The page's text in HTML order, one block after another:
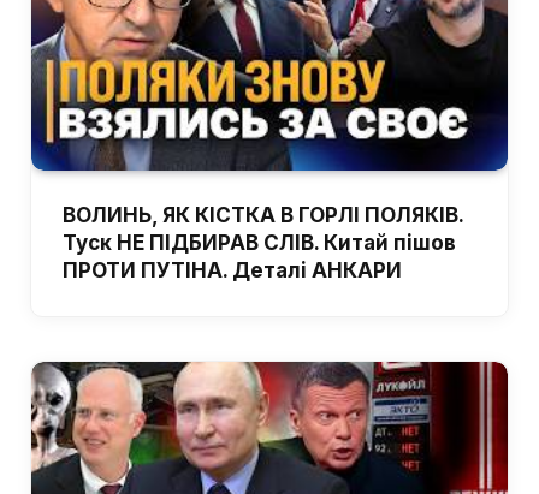
ВОЛИНЬ, ЯК КІСТКА В ГОРЛІ ПОЛЯКІВ.
Туск НЕ ПІДБИРАВ СЛІВ. Китай пішов
ПРОТИ ПУТІНА. Деталі АНКАРИ